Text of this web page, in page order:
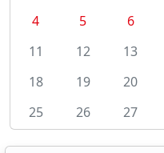
4
5 6
11
12 13
18
19 20
25
26 27